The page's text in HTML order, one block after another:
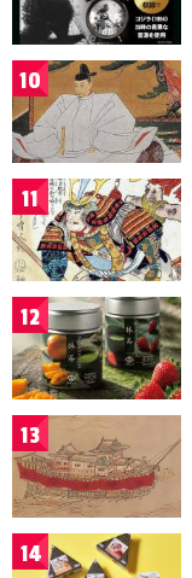
10
11
12
13
14